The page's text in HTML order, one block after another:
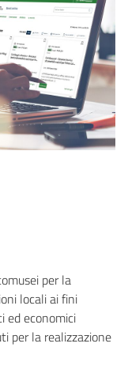
per la
locali ai fini
ed economici
per la realizzazione